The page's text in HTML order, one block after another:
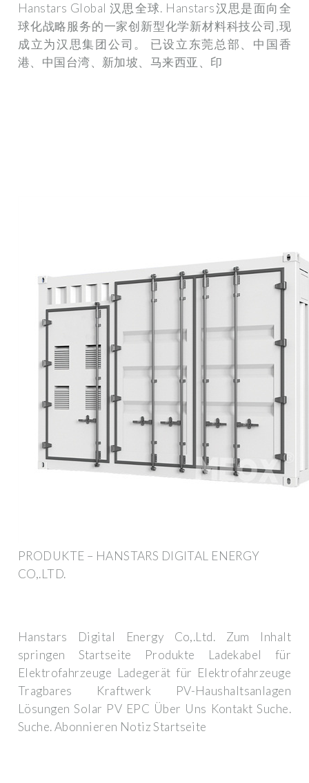
Hanstars Global 汉思全球. Hanstars汉思是面向全
球化战略服务的一家创新型化学新材料科技公司,现
成立为汉思集团公司。 已设立东莞总部、中国香
港、中国台湾、新加坡、马来西亚、印
PRODUKTE – HANSTARS DIGITAL ENERGY
CO,.LTD.
Hanstars Digital Energy Co,.Ltd. Zum Inhalt
springen Startseite Produkte Ladekabel für
Elektrofahrzeuge Ladegerät für Elektrofahrzeuge
Tragbares Kraftwerk PV-Haushaltsanlagen
Lösungen Solar PV EPC Über Uns Kontakt Suche.
Suche. Abonnieren Notiz Startseite